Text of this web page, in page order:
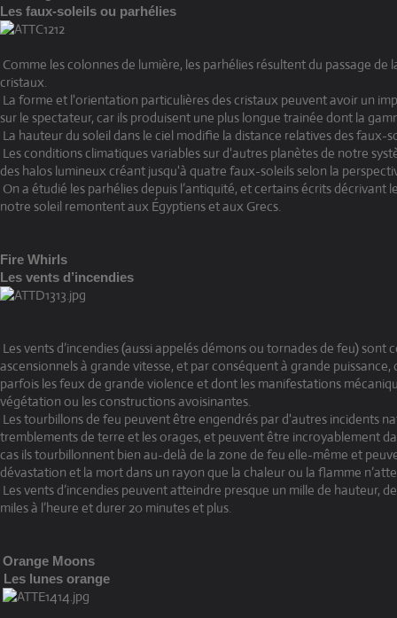
Les faux-soleils ou parhélies
Comme les colonnes de lumière, les parhélies résultent du passage de
cristaux.
La forme et l'orientation particulières des cristaux peuvent avoir un
sur le spectateur, car ils produisent une plus longue trainée dont la
La hauteur du soleil dans le ciel modifie la distance relatives des faux-
Les conditions climatiques variables sur d'autres planètes de notre
des halos lumineux créant jusqu'à quatre faux-soleils selon la
On a étudié les parhélies depuis l’antiquité, et certains écrits décrivant
notre soleil remontent aux Égyptiens et aux Grecs.
Fire Whirls
Les vents d’incendies
Les vents d’incendies (aussi appelés démons ou tornades de feu) sont
ascensionnels à grande vitesse, et par conséquent à grande
parfois les feux de grande violence et dont les manifestations
végétation ou les constructions avoisinantes.
Les tourbillons de feu peuvent être engendrés par d'autres incidents
tremblements de terre et les orages, et peuvent être incroyablement
cas ils tourbillonnent bien au-delà de la zone de feu elle-même et
dévastation et la mort dans un rayon que la chaleur ou la flamme
Les vents d’incendies peuvent atteindre presque un mille de hauteur,
miles à l’heure et durer 20 minutes et plus.
Orange Moons
Les lunes orange